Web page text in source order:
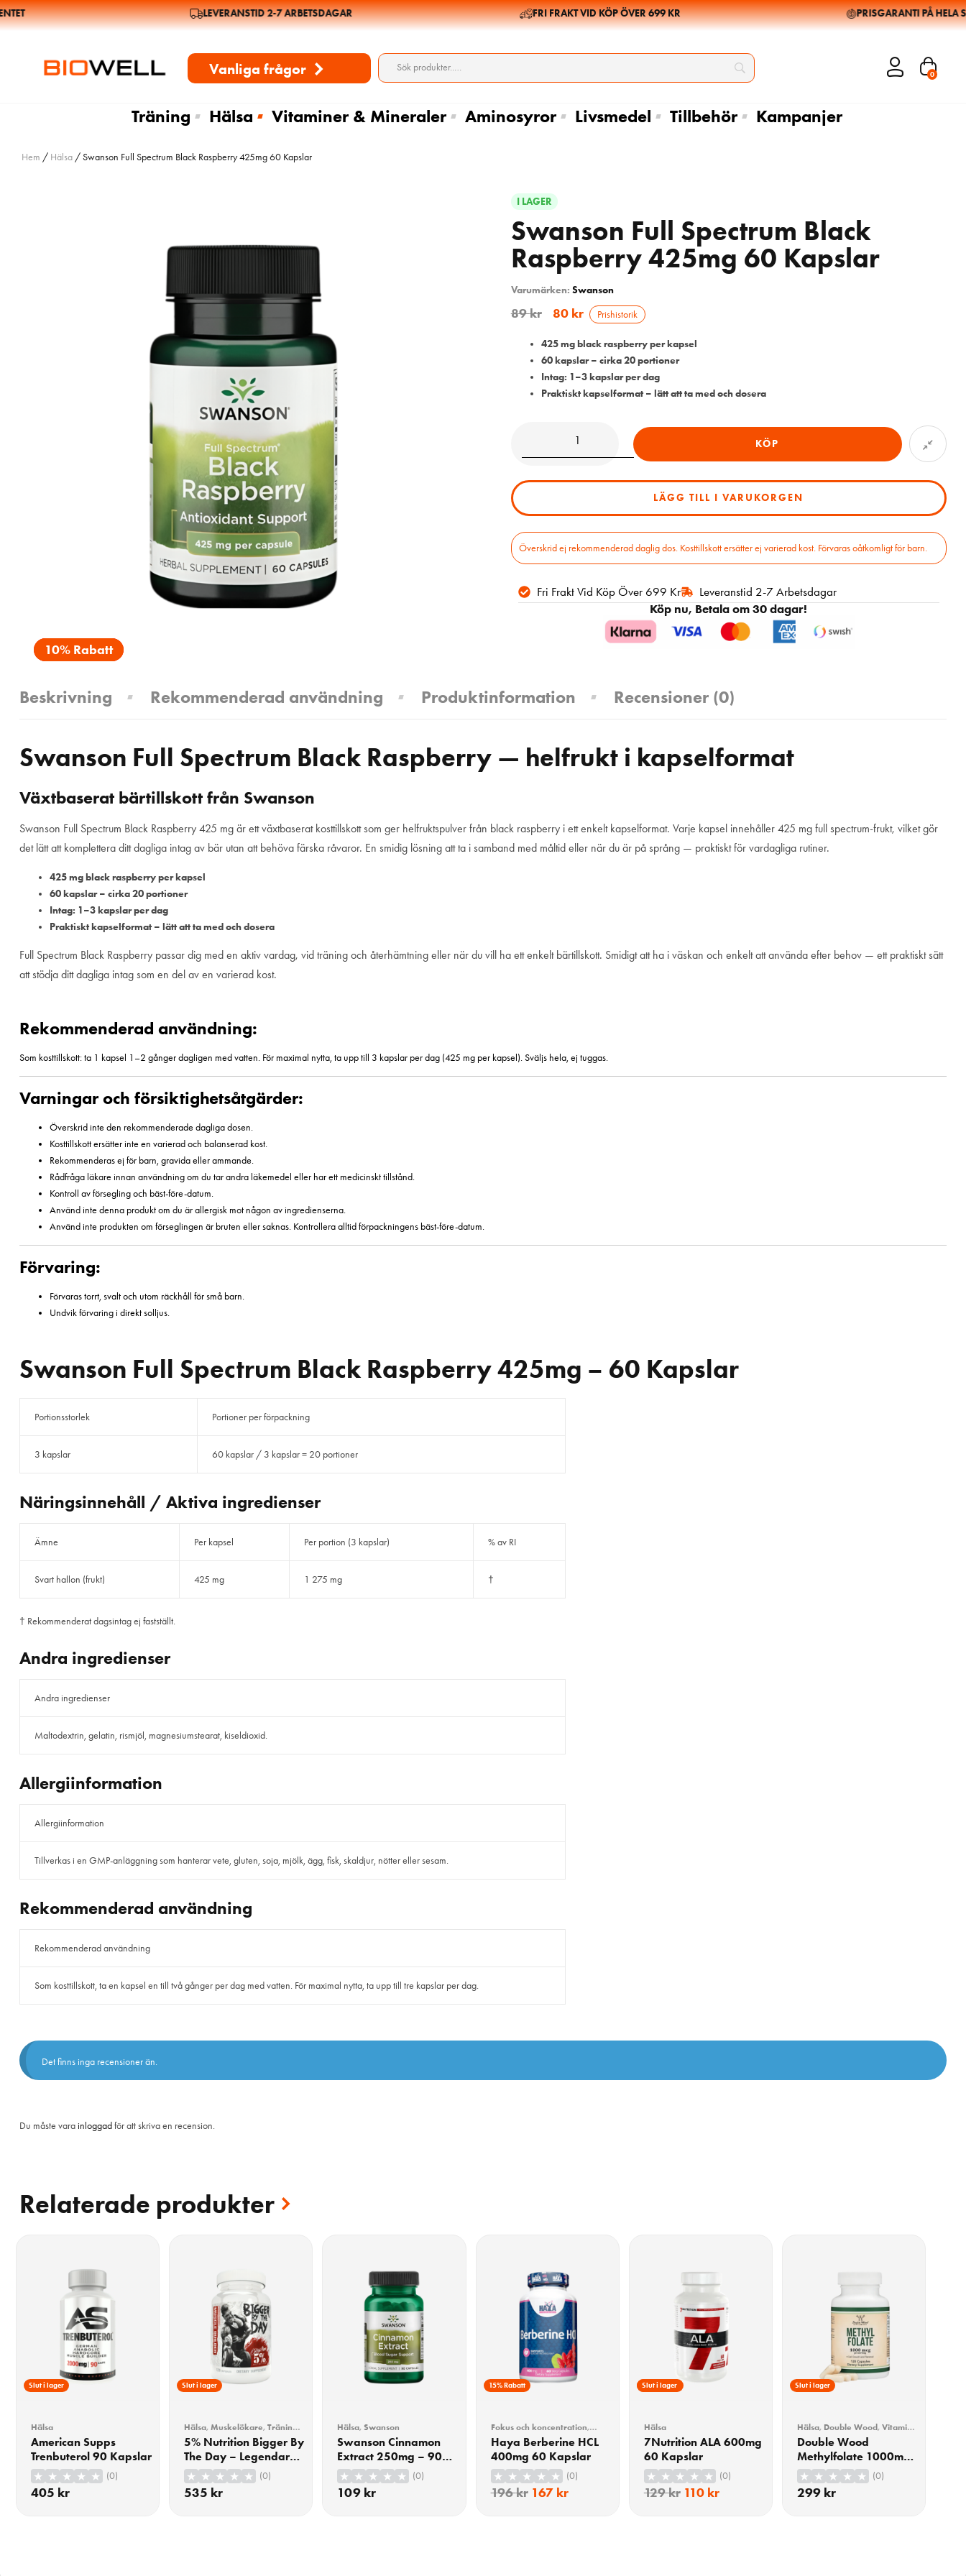
LEVERANSTID 2-7 ARBETSDAGAR FRI FRAKT VID KÖP ÖVER 699 KR PRISGARANTI PÅ HELA
Vanliga frågor 0
Träning Hälsa Vitaminer & Mineraler Aminosyror Livsmedel Tillbehör Kampanjer
Hem / Hälsa / Swanson Full Spectrum Black Raspberry 425mg 60 Kapslar
10% Rabatt
I LAGER
84
76 kr 95
85 kr
Swanson Full Spectrum Black
Raspberry 425mg 60 Kapslar
Varumärken: Swanson
89kr 80 kr Prishistorik
425 mg black raspberry per kapsel
60 kapslar – cirka 20 portioner
Intag: 1–3 kapslar per dag
Praktiskt kapselformat – lätt att ta med och dosera
KÖP
LÄGG TILL I VARUKORGEN
Överskrid ej rekommenderad daglig dos. Kosttillskott ersätter ej varierad kost. Förvaras oåtkomligt för barn.
Fri Frakt Vid Köp Över 699 Kr
Leveranstid 2-7 Arbetsdagar
Köp nu, Betala om 30 dagar!
Beskrivning Rekommenderad användning Produktinformation Recensioner (0)
Swanson Full Spectrum Black Raspberry — helfrukt i kapselformat
Växtbaserat bärtillskott från Swanson
Swanson Full Spectrum Black Raspberry 425 mg är ett växtbaserat kosttillskott som ger helfruktspulver från black raspberry i ett enkelt kapselformat. Varje kapsel innehåller 425 mg full spectrum-frukt, vilket gör
det lätt att komplettera ditt dagliga intag av bär utan att behöva färska råvaror. En smidig lösning att ta i samband med måltid eller när du är på språng — praktiskt för vardagliga rutiner.
425 mg black raspberry per kapsel
60 kapslar – cirka 20 portioner
Intag: 1–3 kapslar per dag
Praktiskt kapselformat – lätt att ta med och dosera
Full Spectrum Black Raspberry passar dig med en aktiv vardag, vid träning och återhämtning eller när du vill ha ett enkelt bärtillskott. Smidigt att ha i väskan och enkelt att använda efter behov — ett praktiskt sätt
att stödja ditt dagliga intag som en del av en varierad kost.
Rekommenderad användning:
Som kosttillskott: ta 1 kapsel 1–2 gånger dagligen med vatten. För maximal nytta, ta upp till 3 kapslar per dag (425 mg per kapsel). Sväljs hela, ej tuggas.
Varningar och försiktighetsåtgärder:
Överskrid inte den rekommenderade dagliga dosen.
Kosttillskott ersätter inte en varierad och balanserad kost.
Rekommenderas ej för barn, gravida eller ammande.
Rådfråga läkare innan användning om du tar andra läkemedel eller har ett medicinskt tillstånd.
Kontroll av försegling och bäst-före-datum.
Använd inte denna produkt om du är allergisk mot någon av ingredienserna.
Använd inte produkten om förseglingen är bruten eller saknas. Kontrollera alltid förpackningens bäst-före-datum.
Förvaring:
Förvaras torrt, svalt och utom räckhåll för små barn.
Undvik förvaring i direkt solljus.
Swanson Full Spectrum Black Raspberry 425mg – 60 Kapslar
Portionsstorlek Portioner per förpackning
3 kapslar 60 kapslar / 3 kapslar = 20 portioner
Näringsinnehåll / Aktiva ingredienser
Ämne Per kapsel Per portion (3 kapslar) % av RI
Svart hallon (frukt) 425 mg 1 275 mg †
† Rekommenderat dagsintag ej fastställt.
Andra ingredienser
Andra ingredienser
Maltodextrin, gelatin, rismjöl, magnesiumstearat, kiseldioxid.
Allergiinformation
Allergiinformation
Tillverkas i en GMP-anläggning som hanterar vete, gluten, soja, mjölk, ägg, fisk, skaldjur, nötter eller sesam.
Rekommenderad användning
Rekommenderad användning
Som kosttillskott, ta en kapsel en till två gånger per dag med vatten. För maximal nytta, ta upp till tre kapslar per dag.
Det finns inga recensioner än.
Du måste varainloggadför att skriva en recension.
Relaterade produkter
Slut i lager
Hälsa
American Supps
Trenbuterol 90 Kapslar
(0)
405 kr
Slut i lager
Hälsa,Muskelökare,Träning,
Turkesteron/Ecdysteron
5% Nutrition Bigger By
The Day – Legendary
Series – 120 caps
(0)
535 kr
Hälsa, Swanson
Swanson Cinnamon
Extract 250mg – 90
Kapslar
(0)
109 kr
15% Rabatt
Fokus och koncentration,
Hälsa
Haya Berberine HCL
400mg 60 Kapslar
(0)
196kr 167 kr
15% Rabatt
Slut i lager
Hälsa
7Nutrition ALA 600mg
60 Kapslar
(0)
129kr 110 kr
Slut i lager
Hälsa, Double Wood, Vitamin
B, Vitaminer, Vitaminer &
Mineraler
Double Wood
Methylfolate 1000mcg
120 Kapslar
(0)
299 kr